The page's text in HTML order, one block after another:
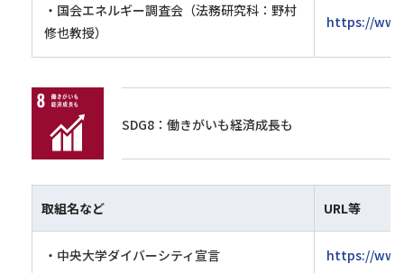
・国会エネルギー調査会（法務研究科：野村
修也教授）
https://
SDG8：働きがいも経済成長も
取組名など URL等
・中央大学ダイバーシティ宣言 https://